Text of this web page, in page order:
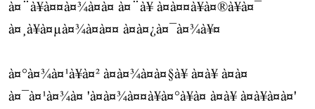
à¤¨à¥à¤¤à¤¾à¤à¤ à¤¨à¥ à¤à¤¤à¥à¤®à¥à¤¯
à¤¸à¥à¤µà¤¾à¤à¤¤ à¤à¤¿à¤¯à¤¾à¥¤
à¤°à¤¾à¤¹à¥à¤² à¤à¤¾à¤à¤§à¥ à¤à¥ à¤à¤
à¤¯à¤¹à¤¾à¤ 'à¤à¤¾à¤¤à¥à¤°à¥à¤ à¤à¥ à¤à¥à¤à¤'